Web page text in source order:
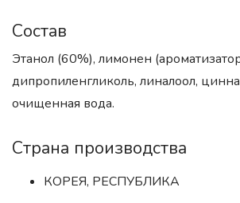
Состав
Этанол (60%), лимонен
дипропиленгликоль, линалоол,
очищенная вода.
Страна производства
КОРЕЯ, РЕСПУБЛИКА